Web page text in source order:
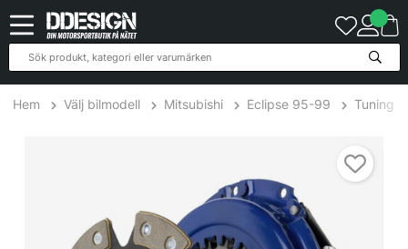
Hem Välj bilmodell Mitsubishi Eclipse 95-99 Tuning